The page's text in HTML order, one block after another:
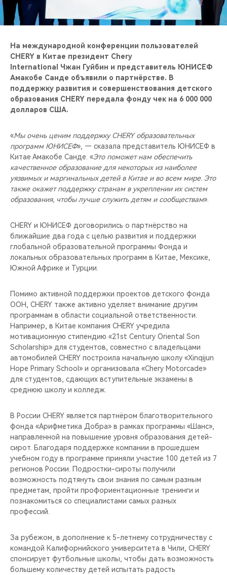
CHERY И СПОРТ
НАШИ МЕРОПРИЯТИЯ
ВИДЕООБЗОРЫ
CHERY ДЛЯ ДЕТЕЙ
На международной конференции пользователей
CHERY в Китае президент Chery
International Чжан Гуйбин и представитель ЮНИСЕФ
Амакобе Санде объявили о партнёрстве. В
поддержку развития и совершенствования детского
образования CHERY передала фонду чек на 6 000 000
долларов США.
«Мы очень ценим поддержку CHERY образовательных
программ ЮНИСЕФ», — сказала представитель ЮНИСЕФ в
Китае Амакобе Санде. «Это поможет нам обеспечить
качественное образование для некоторых из наиболее
уязвимых и маргинальных детей в Китае и во всем мире. Это
также окажет поддержку странам в укреплении их систем
образования, чтобы лучше служить детям и сообществам».
CHERY и ЮНИСЕФ договорились о партнёрство на
ближайшие два года с целью развития и поддержки
глобальной образовательной программы Фонда и
локальных образовательных программ в Китае, Мексике,
Южной Африке и Турции.
Помимо активной поддержки проектов детского фонда
ООН, CHERY также активно уделяет внимание другим
программам в области социальной ответственности.
Например, в Китае компания CHERY учредила
мотивационную стипендию «21st Century Oriental Son
Scholarship» для студентов, совместно с владельцами
автомобилей CHERY построила начальную школу «Xinqijun
Hope Primary School» и организовала «Chery Motorcade»
для студентов, сдающих вступительные экзамены в
среднюю школу и колледж.
В России CHERY является партнёром благотворительного
фонда «Арифметика Добра» в рамках программы «Шанс»,
направленной на повышение уровня образования детей-
сирот. Благодаря поддержке компании в прошедшем
учебном году в программе приняли участие 100 детей из 7
регионов России. Подростки-сироты получили
возможность подтянуть свои знания по самым разным
предметам, пройти профориентационные тренинги и
познакомиться со специалистами самых разных
профессий.
За рубежом, в дополнение к 5-летнему сотрудничеству с
командой Калифорнийского университета в Чили, CHERY
спонсирует футбольные школы, чтобы дать возможность
большему количеству детей испытать радость